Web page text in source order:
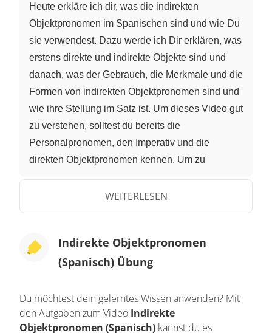
Heute erkläre ich dir, was die indirekten
Objektpronomen im Spanischen sind und wie Du
sie verwendest. Dazu werde ich Dir erklären, was
erstens direkte und indirekte Objekte sind und
danach, was der Gebrauch, die Merkmale und die
Formen von indirekten Objektpronomen sind und
wie ihre Stellung im Satz ist. Um dieses Video gut
zu verstehen, solltest du bereits die
Personalpronomen, den Imperativ und die
direkten Objektpronomen kennen. Um zu
es erst einmal wichtig, direkte und indirekte
Objekte in Sätzen zu erkennen. Fangen wir mit
dinero al Rey. Roberto hat dem König viel Geld
gestohlen. Was hat Roberto gemacht? Roberto
gestohlen? Mucho dinero. Viel Geld. Wem hat er
es gestohlen? Al Rey. Dem König. In diesem Satz
ist mucho dinero das direkte Objekt. Es entspricht
WEITERLESEN
Indirekte Objektpronomen
(Spanisch) Übung
Du möchtest dein gelerntes Wissen anwenden? Mit
den Aufgaben zum Video Indirekte
Objektpronomen (Spanisch) kannst du es